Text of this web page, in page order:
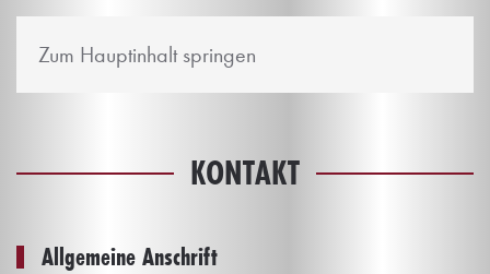
Zum Hauptinhalt springen
KONTAKT
Allgemeine Anschrift